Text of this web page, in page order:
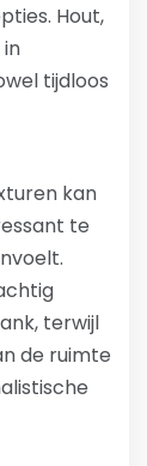
Hout,
tijdloos
kan
te
terwijl
de ruimte